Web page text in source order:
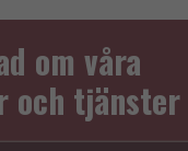
om våra
och tjänster